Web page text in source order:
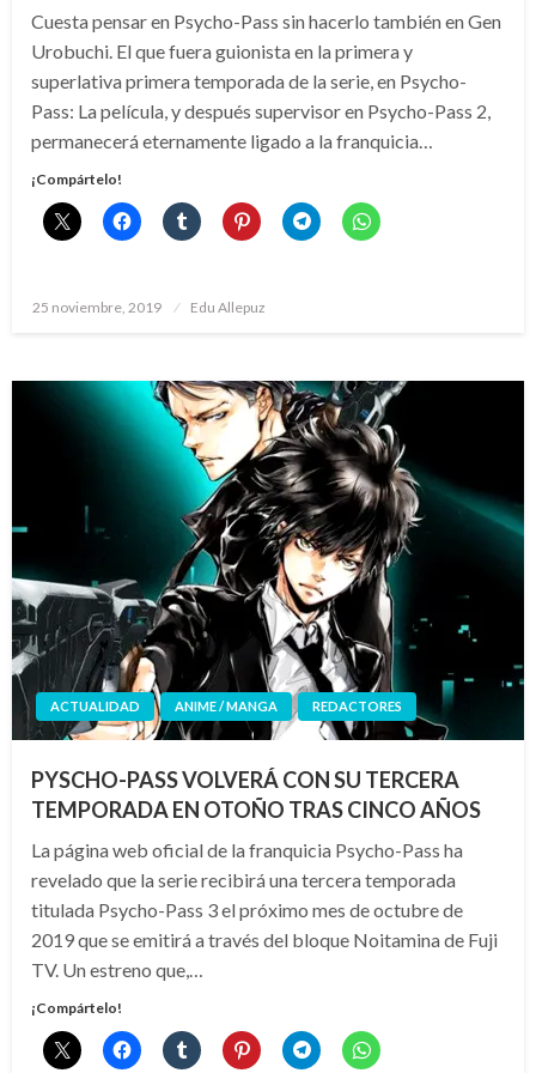
Cuesta pensar en Psycho-Pass sin hacerlo también en Gen
Urobuchi. El que fuera guionista en la primera y
superlativa primera temporada de la serie, en Psycho-
Pass: La película, y después supervisor en Psycho-Pass 2,
permanecerá eternamente ligado a la franquicia…
¡Compártelo!
Publicado
25 noviembre, 2019 Edu Allepuz
ACTUALIDAD ANIME / MANGA REDACTORES
PYSCHO-PASS VOLVERÁ CON SU TERCERA
TEMPORADA EN OTOÑO TRAS CINCO AÑOS
La página web oficial de la franquicia Psycho-Pass ha
revelado que la serie recibirá una tercera temporada
titulada Psycho-Pass 3 el próximo mes de octubre de
2019 que se emitirá a través del bloque Noitamina de Fuji
TV. Un estreno que,…
¡Compártelo!